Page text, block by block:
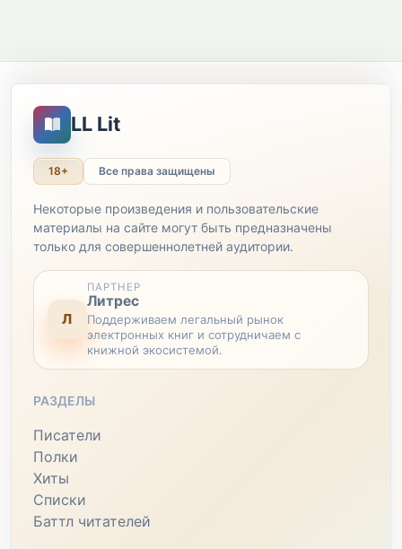
LL Lit
18+ Все права защищены
Некоторые произведения и пользовательские
материалы на сайте могут быть предназначены
только для совершеннолетней аудитории.
Л
ПАРТНЕР
Литрес
Поддерживаем легальный рынок
электронных книг и сотрудничаем с
книжной экосистемой.
РАЗДЕЛЫ
Писатели
Полки
Хиты
Списки
Баттл читателей